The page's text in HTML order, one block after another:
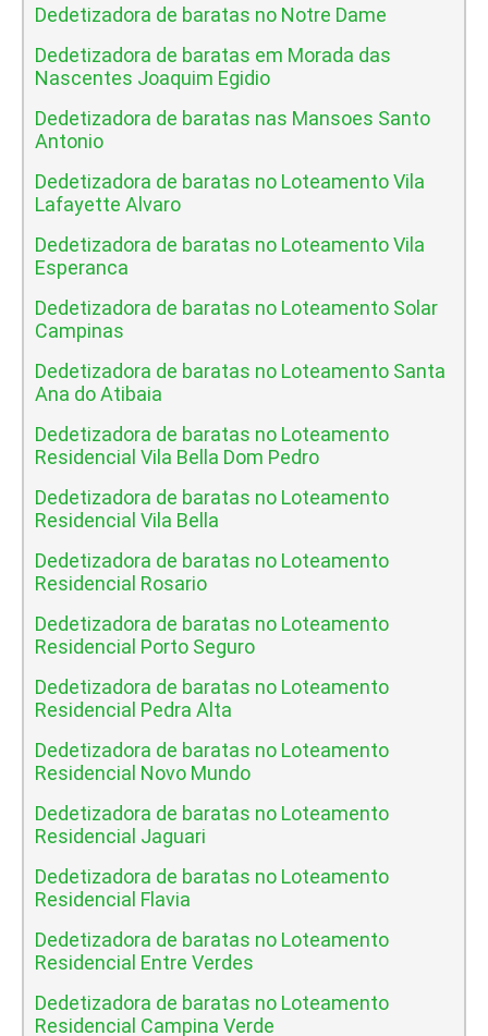
Dedetizadora de baratas no Notre Dame
Dedetizadora de baratas em Morada das
Nascentes Joaquim Egidio
Dedetizadora de baratas nas Mansoes Santo
Antonio
Dedetizadora de baratas no Loteamento Vila
Lafayette Alvaro
Dedetizadora de baratas no Loteamento Vila
Esperanca
Dedetizadora de baratas no Loteamento Solar
Campinas
Dedetizadora de baratas no Loteamento Santa
Ana do Atibaia
Dedetizadora de baratas no Loteamento
Residencial Vila Bella Dom Pedro
Dedetizadora de baratas no Loteamento
Residencial Vila Bella
Dedetizadora de baratas no Loteamento
Residencial Rosario
Dedetizadora de baratas no Loteamento
Residencial Porto Seguro
Dedetizadora de baratas no Loteamento
Residencial Pedra Alta
Dedetizadora de baratas no Loteamento
Residencial Novo Mundo
Dedetizadora de baratas no Loteamento
Residencial Jaguari
Dedetizadora de baratas no Loteamento
Residencial Flavia
Dedetizadora de baratas no Loteamento
Residencial Entre Verdes
Dedetizadora de baratas no Loteamento
Residencial Campina Verde